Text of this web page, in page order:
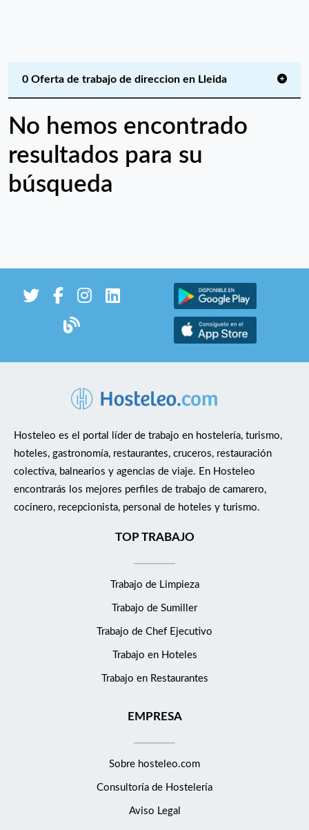
0 Oferta de trabajo de direccion en Lleida
No hemos encontrado
resultados para su
búsqueda
Hosteleo es el portal líder de trabajo en hostelería, turismo,
hoteles, gastronomía, restaurantes, cruceros, restauración
colectiva, balnearios y agencias de viaje. En Hosteleo
encontrarás los mejores perfiles de trabajo de camarero,
cocinero, recepcionista, personal de hoteles y turismo.
TOP TRABAJO
Trabajo de Limpieza
Trabajo de Sumiller
Trabajo de Chef Ejecutivo
Trabajo en Hoteles
Trabajo en Restaurantes
EMPRESA
Sobre hosteleo.com
Consultoría de Hostelería
Aviso Legal